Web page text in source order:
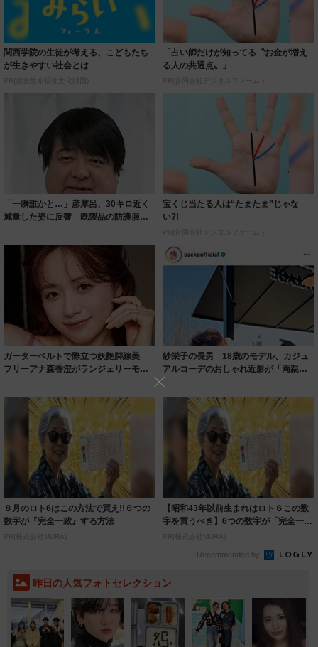
関西学院の生徒が考える、こどもたち
が生きやすい社会とは
PR(住友生命福祉文化財団)
「占い師だけが知ってる〝お金が増え
る人の共通点〟」
PR(合同会社デジタルファーム )
「一瞬誰かと…」彦摩呂、30キロ近く
減量した姿に反響 既製品の防護服が
宝くじ当たる人は“たまたま”じゃな
い?!
PR(合同会社デジタルファーム )
ガーターベルトで際立つ妖艶脚線美
フリーアナ森香澄がランジェリーモデ
紗栄子の長男 18歳のモデル、カジュ
アルコーデのおしゃれ近影が「両親の
いいとこ取...
８月のロト6はこの方法で買え!!６つの
数字が『完全一致』する方法
PR(株式会社MURA)
【昭和43年以前生まれはロト６この数
字を買うべき】6つの数字が「完全一
致」する方...
PR(株式会社MURA)
Recommended by
昨日の人気フォトセレクション